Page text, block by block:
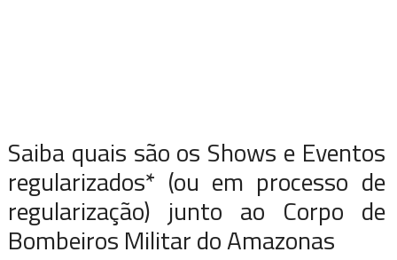
Saiba quais são os Shows e Eventos
regularizados* (ou em processo de
regularização) junto ao Corpo de
Bombeiros Militar do Amazonas